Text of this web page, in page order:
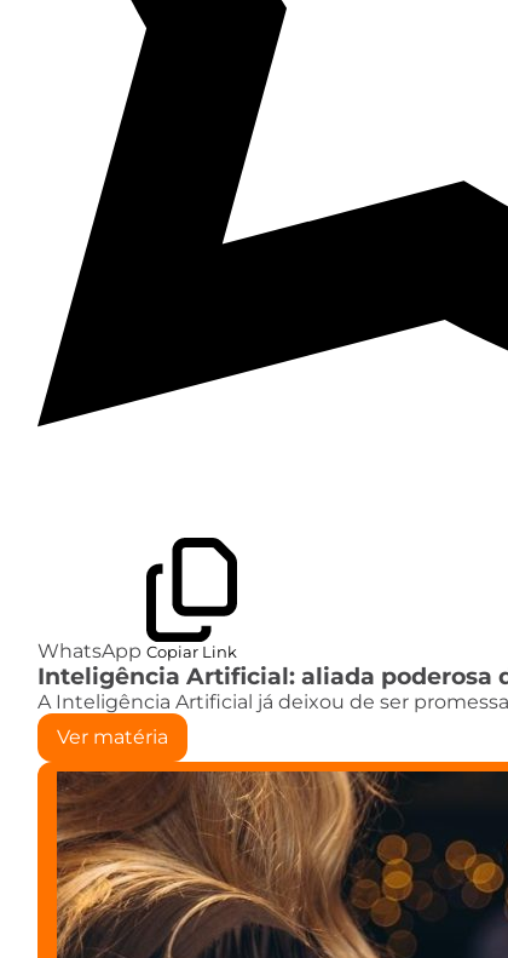
WhatsApp Copiar Link
Inteligência Artificial: aliada poderosa
A Inteligência Artificial já deixou de ser
Ver matéria